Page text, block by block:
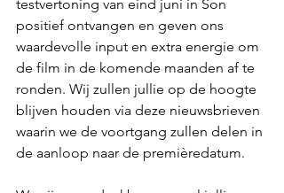
testvertoning van eind juni in Son
positief ontvangen en geven ons
waardevolle input en extra energie om
de film in de komende maanden af te
ronden. Wij zullen jullie op de hoogte
blijven houden via deze nieuwsbrieven
waarin we de voortgang zullen delen in
de aanloop naar de premièredatum.